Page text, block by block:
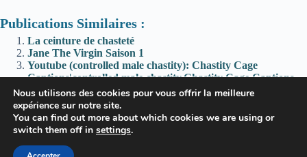
Publications Similaires :
La ceinture de chasteté
Jane The Virgin Saison 1
Youtube (controlled male chastity): Chastity Cage
Captions|controlled male chastity,Chastity Cage Captions
sur Youtube
Affaire Abbé Pierre : « C’était la machine à cash… » Un
trop long silence nourri par son statut d’icône
Nous utilisons des cookies pour vous offrir la meilleure
expérience sur notre site.
You can find out more about which cookies we are using or
switch them off in settings.